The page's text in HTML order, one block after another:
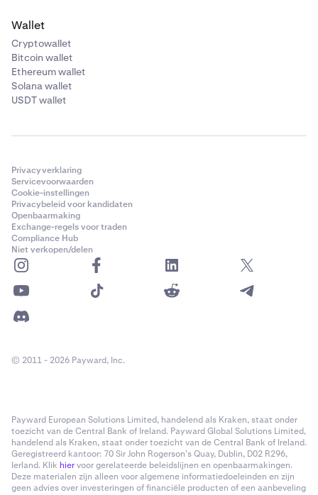
Wallet
Cryptowallet
Bitcoin wallet
Ethereum wallet
Solana wallet
USDT wallet
Privacyverklaring
Servicevoorwaarden
Cookie-instellingen
Privacybeleid voor kandidaten
Openbaarmaking
Exchange-regels voor traden
Compliance Hub
Niet verkopen/delen
© 2011 - 2026 Payward, Inc.
Payward European Solutions Limited, handelend als Kraken, staat onder
toezicht van de Central Bank of Ireland. Payward Global Solutions Limited,
handelend als Kraken, staat onder toezicht van de Central Bank of Ireland.
Geregistreerd kantoor: 70 Sir John Rogerson’s Quay, Dublin, D02 R296,
Ierland. Klik hiervoor gerelateerde beleidslijnen en openbaarmakingen.
Deze materialen zijn alleen voor algemene informatiedoeleinden en zijn
geen advies over investeringen of financiële producten of een aanbeveling